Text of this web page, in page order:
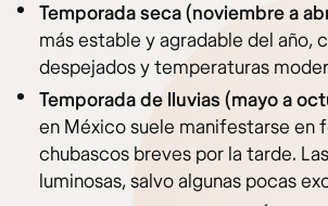
Temporada seca (noviembre a
más estable y agradable del año,
despejados y temperaturas
Temporada de lluvias (mayo a
en México suele manifestarse en
chubascos breves por la tarde.
luminosas, salvo algunas pocas